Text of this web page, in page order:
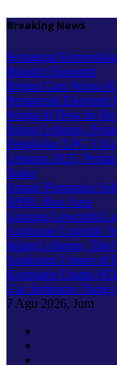
Skip
content
Breaking News
Semangat
Mandiri Ekonomi
Begini Cara Warga
Penggerak
Warga di Desa Ini
Jelang Lebaran,
Pangkalan LPG 3 Kg
Lebaran 2025,
Siaga
Aman! Pertamina
SPBU Rest Area
Gunung Lewotobi
Angkutan Logistik
Jelang Lebaran, Tim
Angkutan Umum di
Komisaris Utama
Gas Jambaran Tiung
7 Agu 2026, Jum